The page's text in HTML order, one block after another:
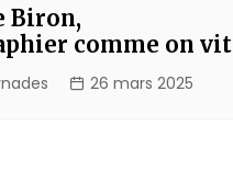
Biron,
comme on vit
26 mars 2025